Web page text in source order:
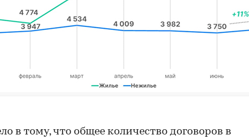
в тому, что общее количество договоров в